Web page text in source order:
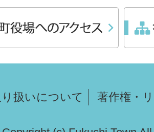
扱いについて 著作権・